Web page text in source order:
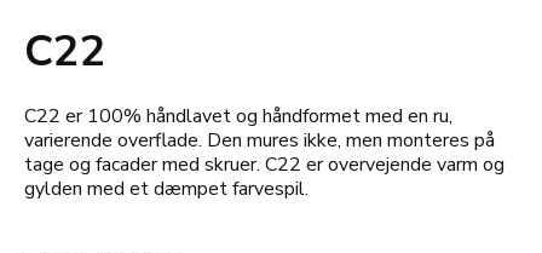
C22
C22 er 100% håndlavet og håndformet med en ru,
varierende overflade. Den mures ikke, men monteres på
tage og facader med skruer. C22 er overvejende varm og
gylden med et dæmpet farvespil.